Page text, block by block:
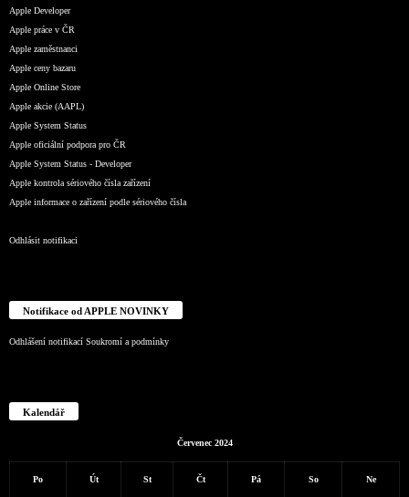
Apple Developer
Apple práce v ČR
Apple zaměstnanci
Apple ceny bazaru
Apple Online Store
Apple akcie (AAPL)
Apple System Status
Apple oficiální podpora pro ČR
Apple System Status - Developer
Apple kontrola sériového čísla zařízení
Apple informace o zařízení podle sériového čísla
Odhlásit notifikaci
Notifikace od APPLE NOVINKY
Odhlášení notifikací Soukromí a podmínky
Kalendář
Červenec 2024
Po Út St Čt Pá So Ne